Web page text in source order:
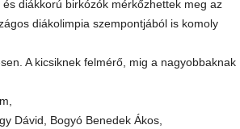
diákkorú birkózók mérkőzhettek meg az
diákolimpia szempontjából is komoly
A kicsiknek felmérő, mig a nagyobbaknak
Dávid, Bogyó Benedek Ákos,